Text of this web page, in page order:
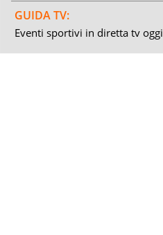
GUIDA TV:
Eventi sportivi in diretta tv oggi